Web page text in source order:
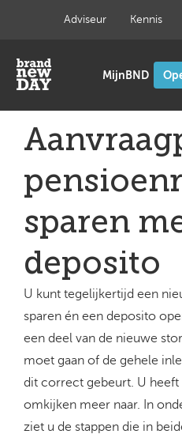
inhoud
Adviseur Kennis
sparen
deposito
U kunt tegelijkertijd een
sparen én een deposito
een deel van de nieuwe
moet gaan of de gehele
dit correct gebeurt. U heeft
omkijken meer naar. In
ziet u de stappen die in